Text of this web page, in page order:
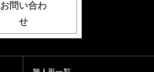
お問い合わ
せ